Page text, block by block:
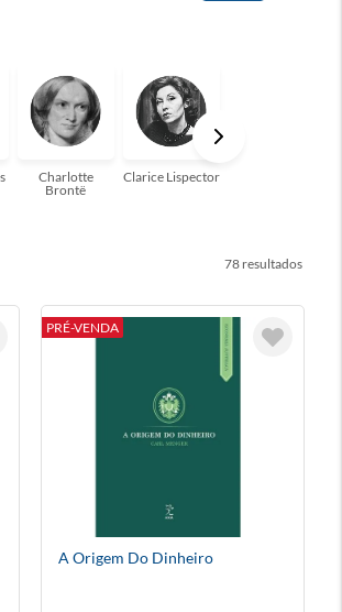
Charlotte
Brontë
Clarice Lispector
78
PRÉ-VENDA
A Origem Do Dinheiro